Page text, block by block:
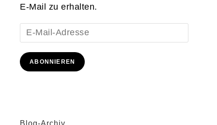
E-Mail zu erhalten.
E-
Mail-
Adresse
ABONNIEREN